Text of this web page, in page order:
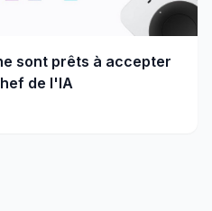
sont prêts à accepter
de l'IA